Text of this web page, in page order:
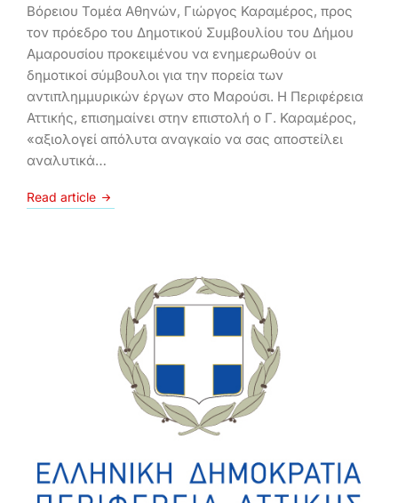
Βόρειου Τομέα Αθηνών, Γιώργος Καραμέρος, προς
τον πρόεδρο του Δημοτικού Συμβουλίου του Δήμου
Αμαρουσίου προκειμένου να ενημερωθούν οι
δημοτικοί σύμβουλοι για την πορεία των
αντιπλημμυρικών έργων στο Μαρούσι. Η Περιφέρεια
Αττικής, επισημαίνει στην επιστολή ο Γ. Καραμέρος,
«αξιολογεί απόλυτα αναγκαίο να σας αποστείλει
αναλυτικά…
Read article